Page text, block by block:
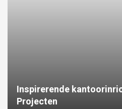
Inspirerende
Projecten